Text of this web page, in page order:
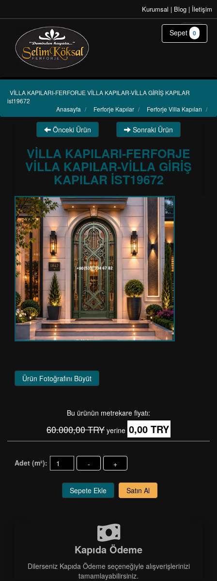
Kurumsal | Blog | İletişim
VİLLA KAPILARI-FERFORJE VİLLA KAPILAR-VİLLA GİRİŞ KAPILAR
ist19672
Ferforje Villa Kapıları /
Ferforje Kapılar /
Anasayfa /
Önceki Ürün Sonraki Ürün
VİLLA KAPILARI-FERFORJE
VİLLA KAPILAR-VİLLA GİRİŞ
KAPILAR IST19672
Ürün Fotoğrafını Büyüt
Bu ürünün metrekare fiyatı:
60.000,00 TRY yerine 0,00 TRY
Adet (m²): - +
Sepete Ekle Satın Al
Kapıda Ödeme
Dilerseniz Kapıda Ödeme seçeneğiyle alışverişlerinizi
tamamlayabilirsiniz.
Sepet 0